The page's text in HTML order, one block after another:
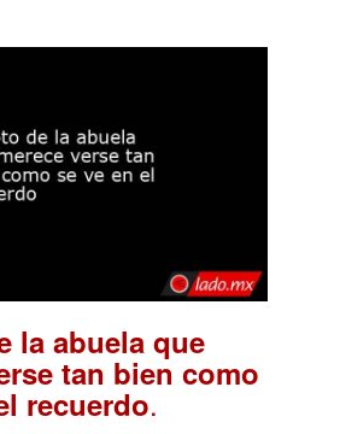
la abuela que
tan bien como
recuerdo.